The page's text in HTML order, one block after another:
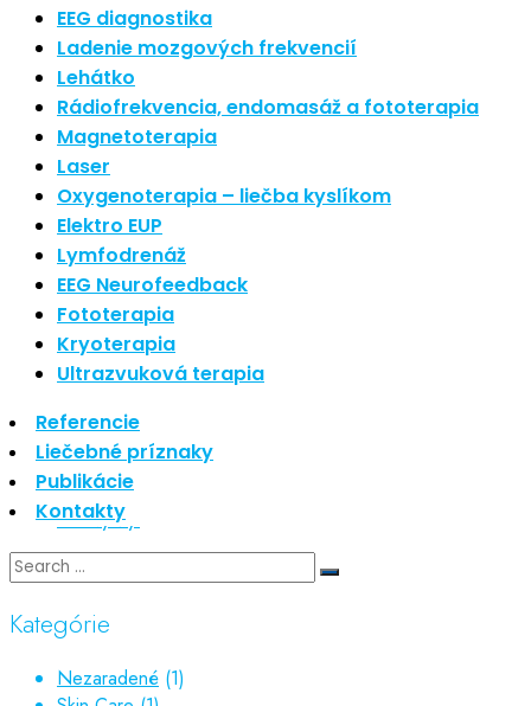
EEG diagnostika
Ladenie mozgových frekvencií
Lehátko
Rádiofrekvencia, endomasáž a fototerapia
Magnetoterapia
Laser
Oxygenoterapia – liečba kyslíkom
Elektro EUP
Lymfodrenáž
EEG Neurofeedback
Fototerapia
Kryoterapia
Ultrazvuková terapia
Referencie
Liečebné príznaky
Publikácie
Kontakty
Nové polarizované svetlo
So psoriázou netreba žiť
Rozšírenie služieb
Hudba a vývoj mozgu
Najnovšie komentáre
Žiadne komentáre na zobrazenie.
Archív
september 2021
apríl 2021
august 2020
Kategórie
Nezaradené
Skin Care
Zdravý štýl
Kategórie
Nezaradené (1)